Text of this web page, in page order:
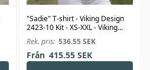
"Sadie" T-shirt - Viking Design
2423-10 Kit - XS-XXL - Viking
Linus
Rek. pris: 536.55SEK
Från 415.55SEK